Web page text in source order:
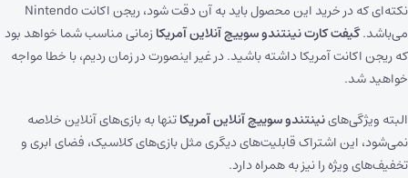
نکته‌ای که در خرید این محصول باید به آن دقت شود، ریجن اکانت Nintendo
می‌باشد.گیفت کارت نینتندو سوییچ آنلاین آمریکازمانی مناسب شما خواهد بود
که ریجن اکانت آمریکا داشته باشید. در غیر اینصورت در زمان ردیم، با خطا مواجه
خواهید شد.
البته ویژگی‌هاینینتندو سوییچ آنلاین آمریکاتنها به بازی‌های آنلاین خلاصه
نمی‌شود، این اشتراک قابلیت‌های دیگری مثل بازی‌های کلاسیک، فضای ابری و
تخفیف‌های ویژه‌ را نیز به همراه دارد.